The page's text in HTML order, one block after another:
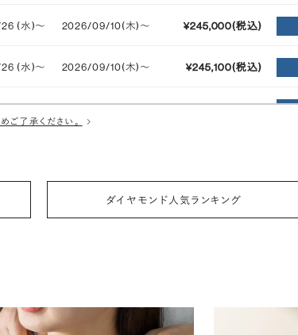
(水)〜 2026/09/10(木)〜 ¥245,000(税込)
(水)〜 2026/09/10(木)〜 ¥245,100(税込)
(水)〜 2026/09/10(木)〜 ¥245,100(税込)
(水)〜 2026/09/10(木)〜
ご了承ください。
ダイヤモンド人気ランキング